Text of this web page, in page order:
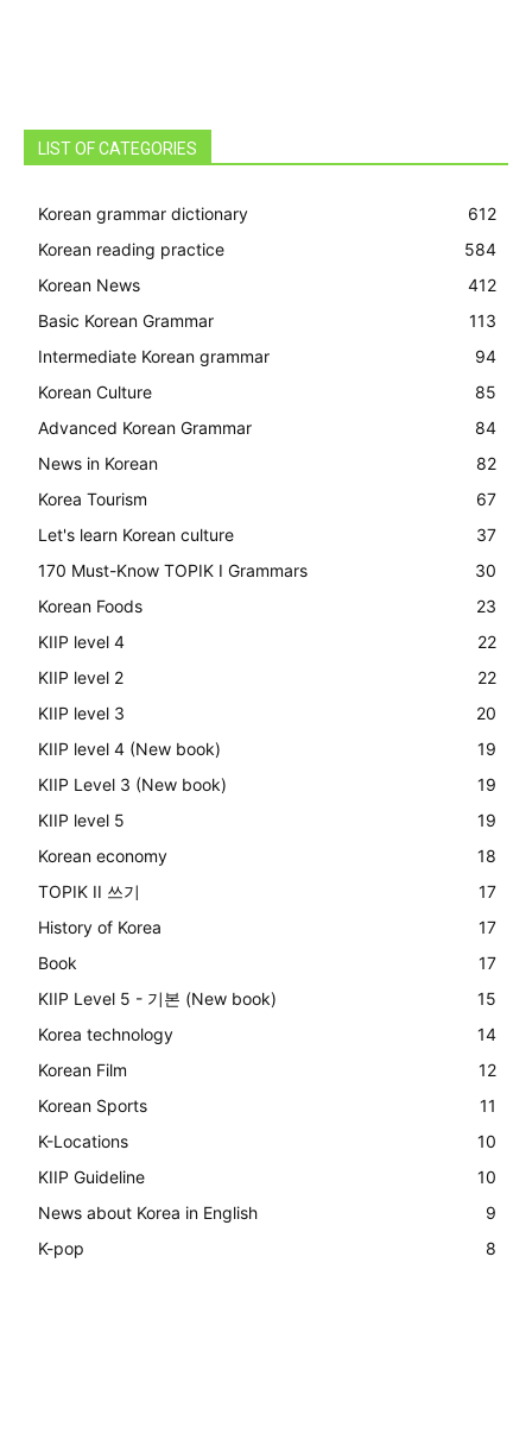
LIST OF CATEGORIES
Korean grammar dictionary
612
Korean reading practice
584
Korean News
412
Basic Korean Grammar
113
Intermediate Korean grammar
94
Korean Culture
85
Advanced Korean Grammar
84
News in Korean
82
Korea Tourism
67
Let's learn Korean culture
37
170 Must-Know TOPIK I Grammars
30
Korean Foods
23
KIIP level 4
22
KIIP level 2
22
KIIP level 3
20
KIIP level 4 (New book)
19
KIIP Level 3 (New book)
19
KIIP level 5
19
Korean economy
18
TOPIK II 쓰기
17
History of Korea
17
Book
17
KIIP Level 5 - 기본 (New book)
15
Korea technology
14
Korean Film
12
Korean Sports
11
K-Locations
10
KIIP Guideline
10
News about Korea in English
9
K-pop
8